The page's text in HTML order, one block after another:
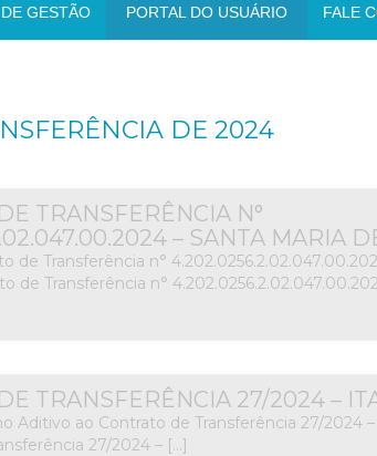
GESTÃO PORTAL DO USUÁRIO FALE
DE 2024
TRANSFERÊNCIA N°
– SANTA MARIA
de Transferência n°
de Transferência n°
TRANSFERÊNCIA 27/2024 –
Aditivo ao Contrato de Transferência 27/2024
27/2024 – […]